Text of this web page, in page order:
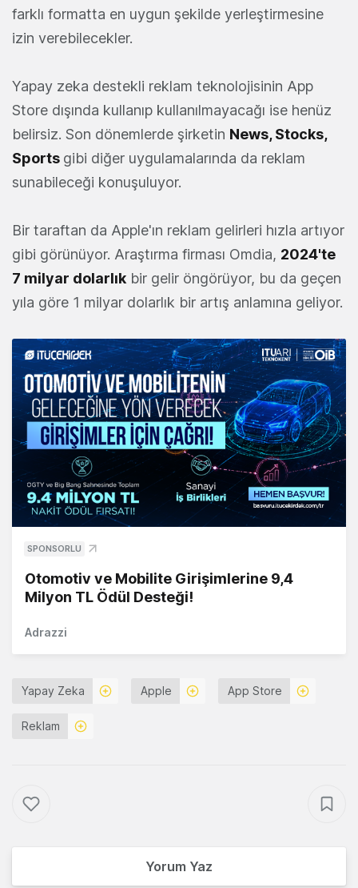
farklı formatta en uygun şekilde yerleştirmesine
izin verebilecekler.
Yapay zeka destekli reklam teknolojisinin App
Store dışında kullanıp kullanılmayacağı ise henüz
belirsiz. Son dönemlerde şirketin News, Stocks,
Sports gibi diğer uygulamalarında da reklam
sunabileceği konuşuluyor.
Bir taraftan da Apple'ın reklam gelirleri hızla artıyor
gibi görünüyor. Araştırma firması Omdia, 2024'te
7 milyar dolarlık bir gelir öngörüyor, bu da geçen
yıla göre 1 milyar dolarlık bir artış anlamına geliyor.
SPONSORLU
Otomotiv ve Mobilite Girişimlerine 9,4
Milyon TL Ödül Desteği!
Adrazzi
Yapay Zeka Apple App Store
Reklam
Yorum Yaz